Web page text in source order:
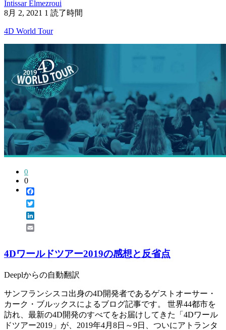
Intissar Elmezroui
8月 2, 2021 1 読了時間
4D World Tour
0
0
4Dワールドツアー2019の感想と反省点
Deeplからの自動翻訳
サンフランシスコ出身の4D開発者であるゲストオーサー・
カーク・ブルックスによるブログ記事です。 世界44都市を
訪れ、最新の4D開発のすべてをお届けしてきた「4Dワール
ドツアー2019」が、2019年4月8日～9日、ついにアトランタ